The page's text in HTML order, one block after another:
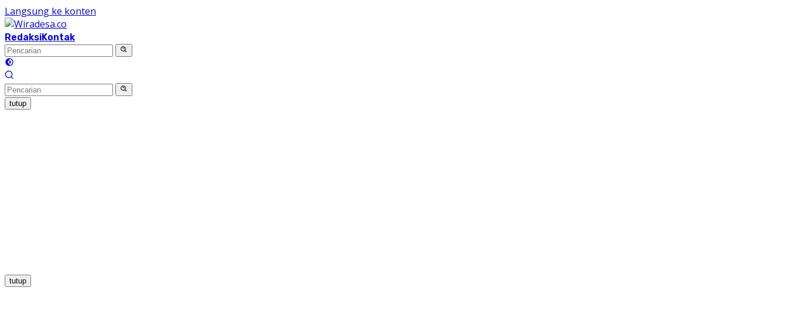
Langsung ke konten
RedaksiKontak
tutup
tutup